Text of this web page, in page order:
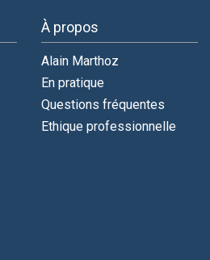
À propos
Alain Marthoz
En pratique
Questions fréquentes
Ethique professionnelle